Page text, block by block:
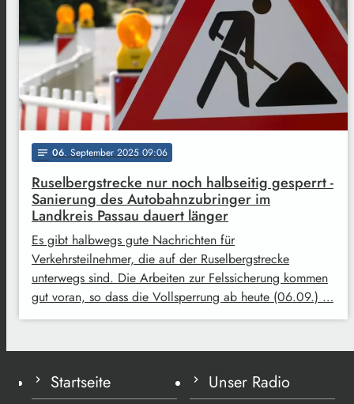
notes 06. September 2025 09:06
Ruselbergstrecke nur noch halbseitig gesperrt -
Sanierung des Autobahnzubringer im
Landkreis Passau dauert länger
Es gibt halbwegs gute Nachrichten für
Verkehrsteilnehmer, die auf der Ruselbergstrecke
unterwegs sind. Die Arbeiten zur Felssicherung kommen
gut voran, so dass die Vollsperrung ab heute (06.09.) …
Startseite Unser Radio